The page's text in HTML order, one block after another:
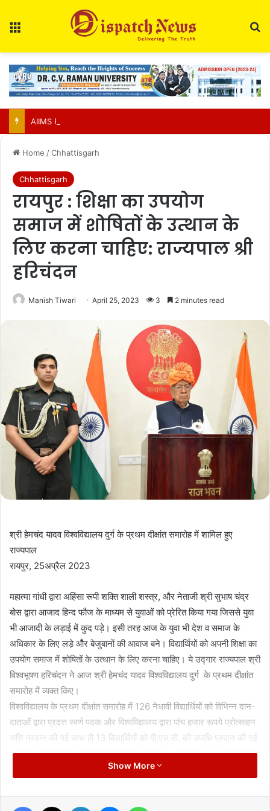
Home /Chhattisgarh
Chhattisgarh
रायपुर : शिक्षा का उपयोग
समाज में शोषितों के उत्थान के
लिए करना चाहिए: राज्यपाल श्री
हरिचंदन
Manish Tiwari April 25, 2023 3 2 minutes read
श्री हेमचंद यादव विश्वविद्यालय दुर्ग के प्रथम दीक्षांत समारोह में शामिल हुए
राज्यपाल
रायपुर, 25अप्रैल 2023
महात्मा गांधी द्वारा अहिंसा रूपी शक्ति शाली शस्त्र, और नेताजी श्री सुभाष चंद्र
बोस द्वारा आजाद हिन्द फौज के माध्यम से युवाओं को प्रेरित किया गया जिससे युवा
भी आजादी के लड़ाई में कुद पड़े। इसी तरह आज के युवा भी देश व समाज के
अधिकार के लिए लडे़ औैर बेजुबानों की आवाज बने। विद्यार्थियों को अपनी शिक्षा का
उपयोग समाज में शोषितों के उत्थान के लिए करना चाहिए। ये उद्गार राज्यपाल श्री
विश्वभूषण हरिचंदन ने आज श्री हेमचंद यादव विश्वविद्यालय दुर्ग के प्रथम दीक्षांत
समारोह में व्यक्त किए।
विश्वविद्यालय के प्रथम दीक्षांत समारोह में 126 नेधावी विद्यार्थियों को विभिन्न दान-
दाताओं द्वारा प्रदत्त स्वर्ण पदक और विश्वविद्यालय द्वारा पांच हजार रूपये प्रोत्साहन
राशि प्रदान की गई साथ ही 13 विद्यार्थियों को पी.एच.डी. की उपाधि प्रदान की गई
। दीक्षांत समारोह के मुख्यअतिथि श्री भूपेश बघेल थे। श्री बघेल एवं पदमश्री से
सम्मानित कलाकार श्रीमती उषा बारले को पी.एच.डी. की मानद उपाधि प्रदान की
Show More
Facebook LinkedIn Messenger